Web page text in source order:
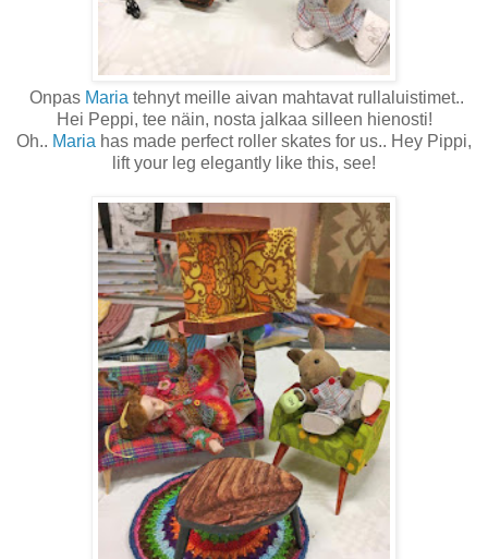
Onpas Maria tehnyt meille aivan mahtavat rullaluistimet..
Hei Peppi, tee näin, nosta jalkaa silleen hienosti!
Oh.. Maria has made perfect roller skates for us.. Hey Pippi,
lift your leg elegantly like this, see!